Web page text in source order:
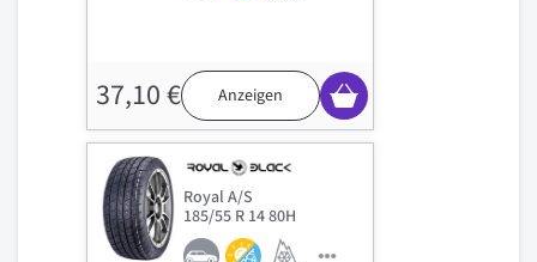
37,10 € Anzeigen
Royal A/S
185/55 R 14 80H